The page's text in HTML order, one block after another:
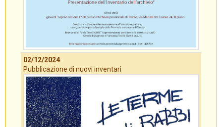
02/12/2024
Pubblicazione di nuovi inventari